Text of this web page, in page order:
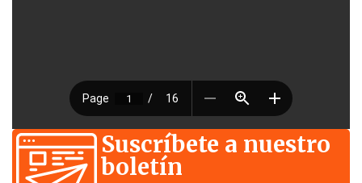
Suscríbete a nuestro
boletín